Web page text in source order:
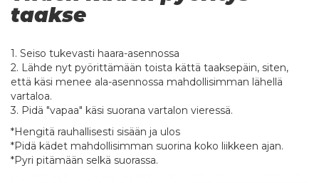
taakse
1. Seiso tukevasti haara-asennossa
2. Lähde nyt pyörittämään toista kättä taaksepäin, siten,
että käsi menee ala-asennossa mahdollisimman lähellä
vartaloa.
3. Pidä "vapaa" käsi suorana vartalon vieressä.
*Hengitä rauhallisesti sisään ja ulos
*Pidä kädet mahdollisimman suorina koko liikkeen ajan.
*Pyri pitämään selkä suorassa.